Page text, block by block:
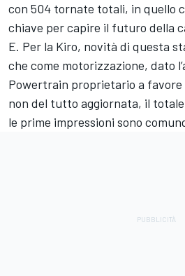
con 504 tornate totali, in quello
chiave per capire il futuro della
E. Per la Kiro, novità di questa
che come motorizzazione, dato
Powertrain proprietario a favore
non del tutto aggiornata, il
le prime impressioni sono